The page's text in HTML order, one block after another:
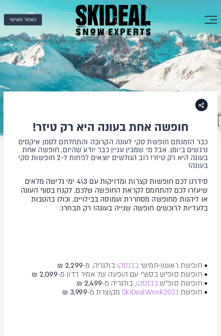
האזור האישי
חופשה אחת בעונה היא רק טיזר!
כבר הזמנתם חופשת סקי לעונה הקרובה והתחלתם לסמן איקסים
נרגשים ביומן. אבל מי שמבין עניין כבר יודע שהיום, חופשה אחת
בעונה היא רק טיזר! רוב הגולשים יוצאים לפחות ל-2 חופשות סקי
בעונה!
סידרנו לכם חופשות קצרות ומדויקות עם 3\4 ימי גלישה מלאים
שיעזרו לכם להתחמם לקראת החופשה שלכם, לקנח בסוף העונה
או ליהנות מחופשה מסחררת ועמוסה בבילויים, וכולן בהטבות
בלעדיות לרוכשים חופשה שנייה בעונה! רק תבחרו:
• חופשת ראשון-חמישיבבנסקובולגריה, מ-2,299 ₪
• חופשת סופ"ש בסוצ'י עם הופעה של אמיר דדון מ-2,099 ₪
• חופשת סופ"שבבנסקו, בולגריה מ-2,499 ₪
• חופשתSkiDealWeek2021 מקוצרת מ-3,999 ₪